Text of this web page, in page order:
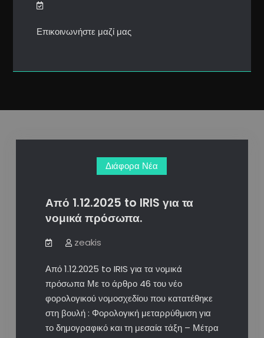
Επικοινωνήστε μαζί μας
Διάφορα Νέα
Από 1.12.2025 to IRIS για τα
νομικά πρόσωπα.
zeakis
Από 1.12.2025 to IRIS για τα νομικά
πρόσωπα Με το άρθρο 46 του νέο
φορολογικού νομοσχεδίου που κατατέθηκε
στη βουλή : Φορολογική μεταρρύθμιση για
το δημογραφικό και τη μεσαία τάξη – Μέτρα